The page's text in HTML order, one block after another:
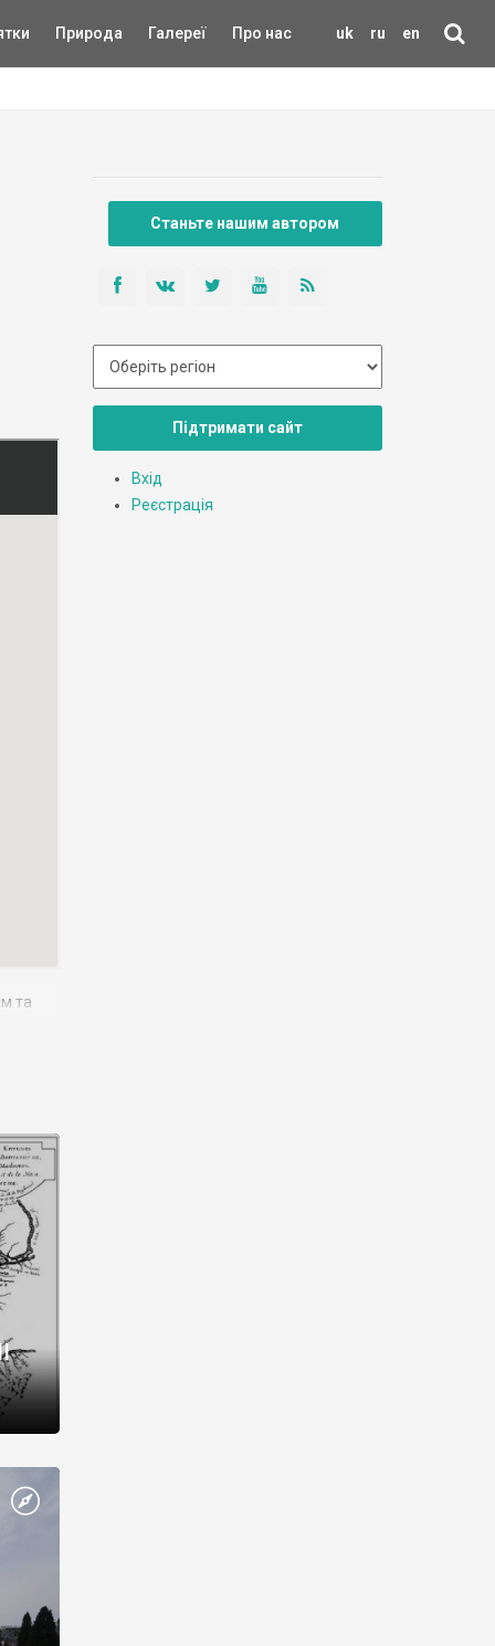
uk ru en
Природа Галереї Про нас
та
Станьте нашим автором
Підтримати сайт
Вхід
Реєстрація